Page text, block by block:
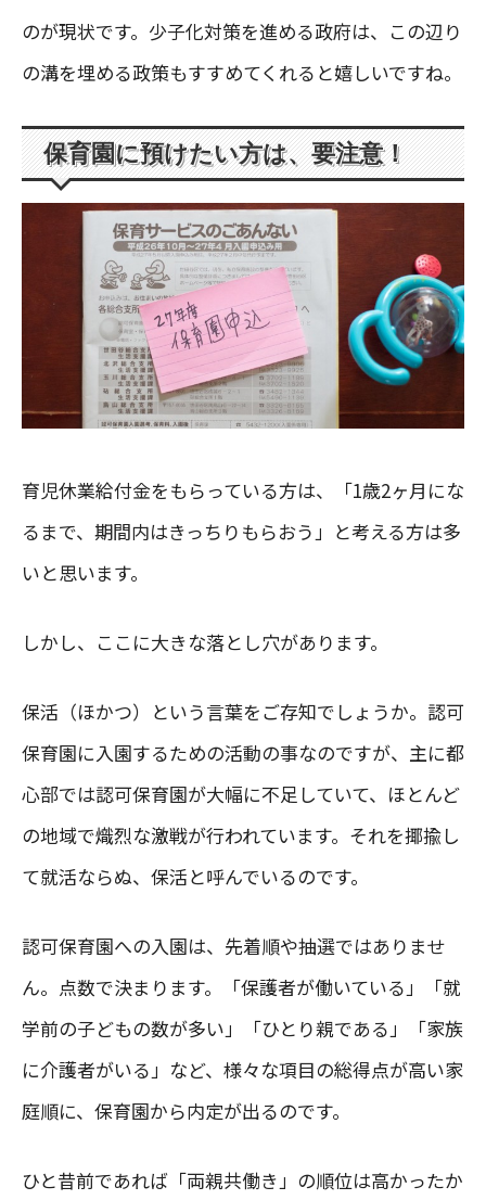
のが現状です。少子化対策を進める政府は、この辺り
の溝を埋める政策もすすめてくれると嬉しいですね。
保育園に預けたい方は、要注意！
育児休業給付金をもらっている方は、「1歳2ヶ月にな
るまで、期間内はきっちりもらおう」と考える方は多
いと思います。
しかし、ここに大きな落とし穴があります。
保活（ほかつ）という言葉をご存知でしょうか。認可
保育園に入園するための活動の事なのですが、主に都
心部では認可保育園が大幅に不足していて、ほとんど
の地域で熾烈な激戦が行われています。それを揶揄し
て就活ならぬ、保活と呼んでいるのです。
認可保育園への入園は、先着順や抽選ではありませ
ん。点数で決まります。「保護者が働いている」「就
学前の子どもの数が多い」「ひとり親である」「家族
に介護者がいる」など、様々な項目の総得点が高い家
庭順に、保育園から内定が出るのです。
ひと昔前であれば「両親共働き」の順位は高かったか